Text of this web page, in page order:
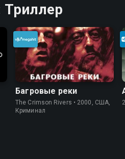
Багровые реки
The Crimson Rivers • 2000, США,
Криминал